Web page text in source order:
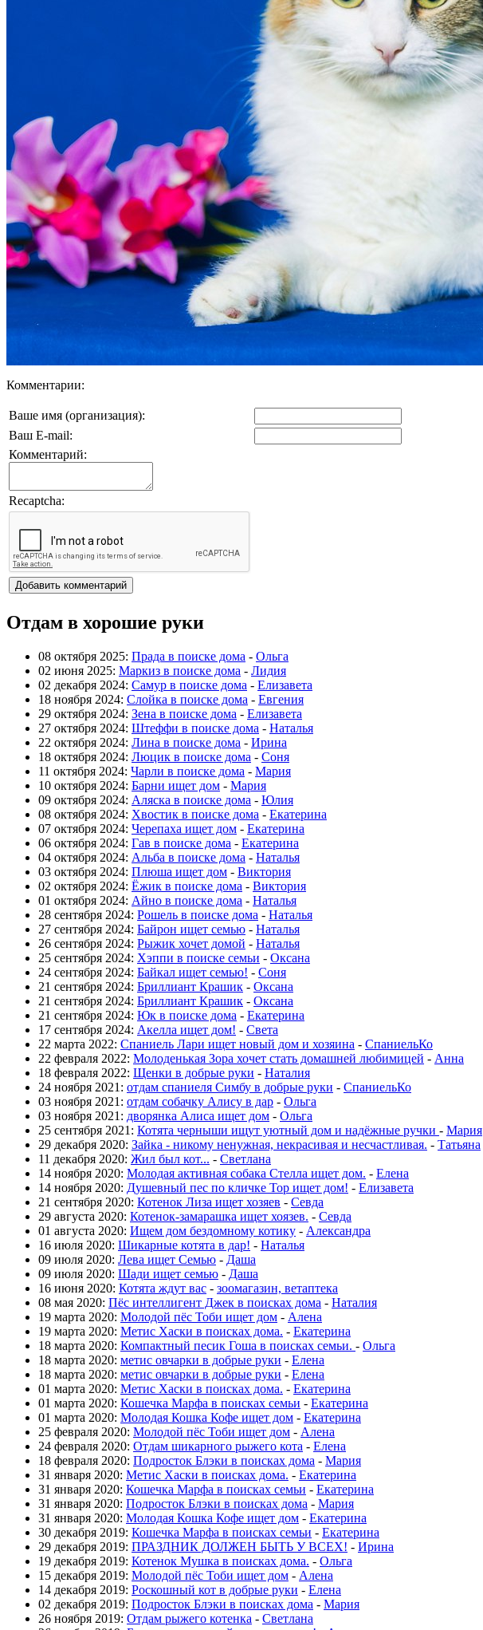
Комментарии:
Ваше имя (организация):
Ваш E-mail:
Комментарий:
Recaptcha:
Отдам в хорошие руки
08 октября 2025: Прада в поиске дома - Ольга
02 июня 2025: Маркиз в поиске дома - Лидия
02 декабря 2024: Самур в поиске дома - Елизавета
18 ноября 2024: Слойка в поиске дома - Евгения
29 октября 2024: Зена в поиске дома - Елизавета
27 октября 2024: Штеффи в поиске дома - Наталья
22 октября 2024: Лина в поиске дома - Ирина
18 октября 2024: Люцик в поиске дома - Соня
11 октября 2024: Чарли в поиске дома - Мария
10 октября 2024: Барни ищет дом - Мария
09 октября 2024: Аляска в поиске дома - Юлия
08 октября 2024: Хвостик в поиске дома - Екатерина
07 октября 2024: Черепаха ищет дом - Екатерина
06 октября 2024: Гав в поиске дома - Екатерина
04 октября 2024: Альба в поиске дома - Наталья
03 октября 2024: Плюша ищет дом - Виктория
02 октября 2024: Ёжик в поиске дома - Виктория
01 октября 2024: Айно в поиске дома - Наталья
28 сентября 2024: Рошель в поиске дома - Наталья
27 сентября 2024: Байрон ищет семью - Наталья
26 сентября 2024: Рыжик хочет домой - Наталья
25 сентября 2024: Хэппи в поиске семьи - Оксана
24 сентября 2024: Байкал ищет семью! - Соня
21 сентября 2024: Бриллиант Крашик - Оксана
21 сентября 2024: Бриллиант Крашик - Оксана
21 сентября 2024: Юк в поиске дома - Екатерина
17 сентября 2024: Акелла ищет дом! - Света
22 марта 2022: Спаниель Лари ищет новый дом и хозяина - СпаниельКо
22 февраля 2022: Молоденькая Зора хочет стать домашней любимицей - Анна
18 февраля 2022: Щенки в добрые руки - Наталия
24 ноября 2021: отдам спаниеля Симбу в добрые руки - СпаниельКо
03 ноября 2021: отдам собачку Алису в дар - Ольга
03 ноября 2021: дворянка Алиса ищет дом - Ольга
25 сентября 2021: Котята черныши ищут уютный дом и надёжные ручки - Мария
29 декабря 2020: Зайка - никому ненужная, некрасивая и несчастливая. - Татьяна
11 декабря 2020: Жил был кот... - Светлана
14 ноября 2020: Молодая активная собака Стелла ищет дом. - Елена
14 ноября 2020: Душевный пес по кличке Тор ищет дом! - Елизавета
21 сентября 2020: Котенок Лиза ищет хозяев - Севда
29 августа 2020: Котенок-замарашка ищет хоязев. - Севда
01 августа 2020: Ищем дом бездомному котику - Александра
16 июля 2020: Шикарные котята в дар! - Наталья
09 июля 2020: Лева ищет Семью - Даша
09 июля 2020: Шади ищет семью - Даша
16 июня 2020: Котята ждут вас - зоомагазин, ветаптека
08 мая 2020: Пёс интеллигент Джек в поисках дома - Наталия
19 марта 2020: Молодой пёс Тоби ищет дом - Алена
19 марта 2020: Метис Хаски в поисках дома. - Екатерина
18 марта 2020: Компактный песик Гоша в поисках семьи. - Ольга
18 марта 2020: метис овчарки в добрые руки - Елена
18 марта 2020: метис овчарки в добрые руки - Елена
01 марта 2020: Метис Хаски в поисках дома. - Екатерина
01 марта 2020: Кошечка Марфа в поисках семьи - Екатерина
01 марта 2020: Молодая Кошка Кофе ищет дом - Екатерина
25 февраля 2020: Молодой пёс Тоби ищет дом - Алена
24 февраля 2020: Отдам шикарного рыжего кота - Елена
18 февраля 2020: Подросток Блэки в поисках дома - Мария
31 января 2020: Метис Хаски в поисках дома. - Екатерина
31 января 2020: Кошечка Марфа в поисках семьи - Екатерина
31 января 2020: Подросток Блэки в поисках дома - Мария
31 января 2020: Молодая Кошка Кофе ищет дом - Екатерина
30 декабря 2019: Кошечка Марфа в поисках семьи - Екатерина
29 декабря 2019: ПРАЗДНИК ДОЛЖЕН БЫТЬ У ВСЕХ! - Ирина
19 декабря 2019: Котенок Мушка в поисках дома. - Ольга
15 декабря 2019: Молодой пёс Тоби ищет дом - Алена
14 декабря 2019: Роскошный кот в добрые руки - Елена
02 декабря 2019: Подросток Блэки в поисках дома - Мария
26 ноября 2019: Отдам рыжего котенка - Светлана